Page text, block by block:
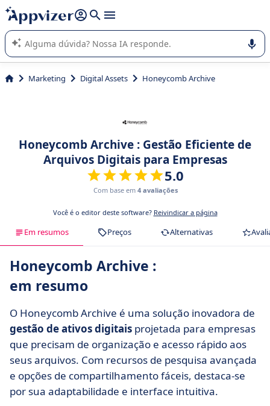
de nossa IA (várias linhas com
A IA do Appvizer o orienta no uso ou na seleção de software
SaaS para sua empresa.
Marketing Digital Assets Honeycomb Archive
Honeycomb Archive : Gestão Eficiente de
Arquivos Digitais para Empresas
5.0
Com base em 4 avaliações
Você é o editor deste software? Reivindicar a página
Em resumos Preços Alternativas
Honeycomb Archive :
em resumo
O Honeycomb Archive é uma solução inovadora de
gestão de ativos digitais projetada para empresas
que precisam de organização e acesso rápido aos
seus arquivos. Com recursos de pesquisa avançada
e opções de compartilhamento fáceis, destaca-se
por sua adaptabilidade e interface intuitiva.